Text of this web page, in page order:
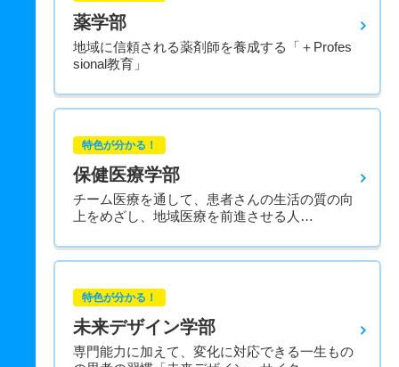
薬学部
地域に信頼される薬剤師を養成する「＋Profes
sional教育」
特色が分かる！
保健医療学部
チーム医療を通して、患者さんの生活の質の向
上をめざし、地域医療を前進させる人…
特色が分かる！
未来デザイン学部
専門能力に加えて、変化に対応できる一生もの